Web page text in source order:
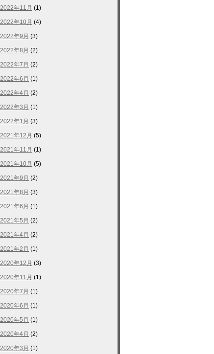
2022年11月 (1)
2022年10月 (4)
2022年9月 (3)
2022年8月 (2)
2022年7月 (2)
2022年6月 (1)
2022年4月 (2)
2022年3月 (1)
2022年1月 (3)
2021年12月 (5)
2021年11月 (1)
2021年10月 (5)
2021年9月 (2)
2021年8月 (3)
2021年6月 (1)
2021年5月 (2)
2021年4月 (2)
2021年2月 (1)
2020年12月 (3)
2020年11月 (1)
2020年7月 (1)
2020年6月 (1)
2020年5月 (1)
2020年4月 (2)
2020年3月 (1)